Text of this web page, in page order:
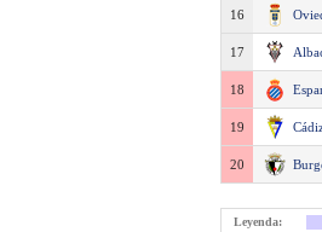
16
17
18
19
20
Leyenda: